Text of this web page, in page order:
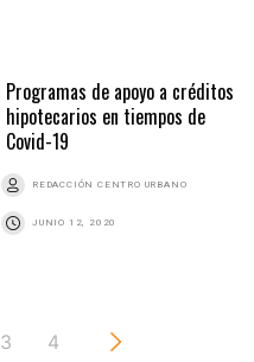
Programas de apoyo a créditos
hipotecarios en tiempos de
Covid-19
REDACCIÓN CENTRO URBANO
JUNIO 12, 2020
3 4